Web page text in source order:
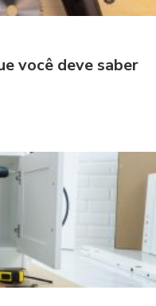
você deve saber